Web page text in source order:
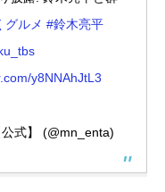
グルメ #鈴木亮平
y8NNAhJtL3
式】 (@mn_enta)